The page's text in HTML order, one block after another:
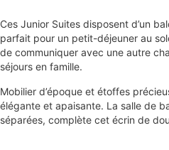
Ces Junior Suites disposent d’un
parfait pour un petit-déjeuner au
de communiquer avec une autre
séjours en famille.
Mobilier d’époque et étoffes
élégante et apaisante. La salle de
séparées, complète cet écrin de